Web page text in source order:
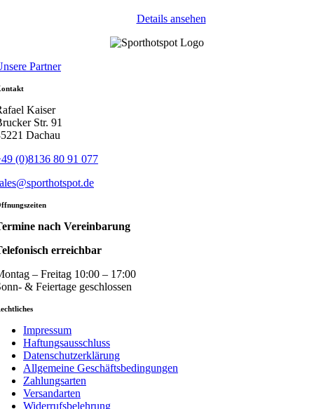
Details ansehen
Partner
Kaiser
Str. 91
Dachau
(0)8136 80 91 077
nach Vereinbarung
erreichbar
– Freitag 10:00 – 17:00
& Feiertage geschlossen
Impressum
Haftungsausschluss
Datenschutzerklärung
Allgemeine Geschäftsbedingungen
Zahlungsarten
Versandarten
Widerrufsbelehrung